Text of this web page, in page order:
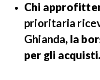
Chi
prioritaria
Ghianda, la
per gli acquisti.